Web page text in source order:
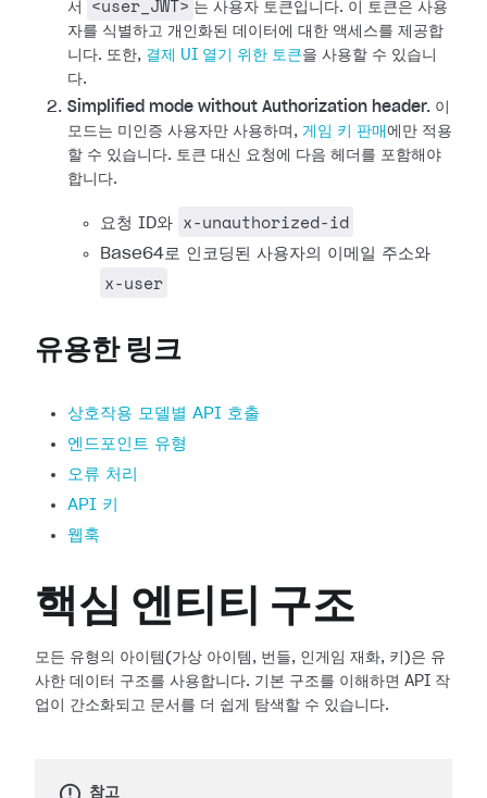
서 <user_JWT> 는 사용자 토큰입니다. 이 토큰은 사용
자를 식별하고 개인화된 데이터에 대한 액세스를 제공합
니다. 또한, 결제 UI 열기 위한 토큰을 사용할 수 있습니
다.
Simplified mode without Authorization header. 이
모드는 미인증 사용자만 사용하며, 게임 키 판매 에만 적용
할 수 있습니다. 토큰 대신 요청에 다음 헤더를 포함해야
합니다.
요청 ID와 x-unauthorized-id
Base64로 인코딩된 사용자의 이메일 주소와
x-user
유용한 링크
상호작용 모델별 API 호출
엔드포인트 유형
오류 처리
API 키
웹훅
핵심 엔티티 구조
모든 유형의 아이템(가상 아이템, 번들, 인게임 재화, 키)은 유
사한 데이터 구조를 사용합니다. 기본 구조를 이해하면 API 작
업이 간소화되고 문서를 더 쉽게 탐색할 수 있습니다.
참고